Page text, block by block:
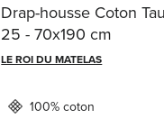
Drap-housse Coton
25 - 70x190 cm
LE ROI DU MATELAS
100% coton